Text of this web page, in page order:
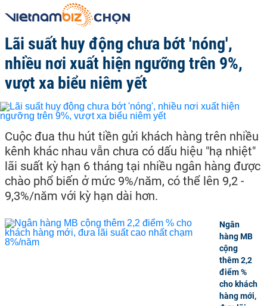
Lãi suất huy động chưa bớt 'nóng',
nhiều nơi xuất hiện ngưỡng trên 9%,
vượt xa biểu niêm yết
Cuộc đua thu hút tiền gửi khách hàng trên nhiều
kênh khác nhau vẫn chưa có dấu hiệu "hạ nhiệt"
lãi suất kỳ hạn 6 tháng tại nhiều ngân hàng được
chào phổ biến ở mức 9%/năm, có thể lên 9,2 -
9,3%/năm với kỳ hạn dài hơn.
Ngân
hàng MB
cộng
thêm 2,2
điểm %
cho khách
hàng mới,